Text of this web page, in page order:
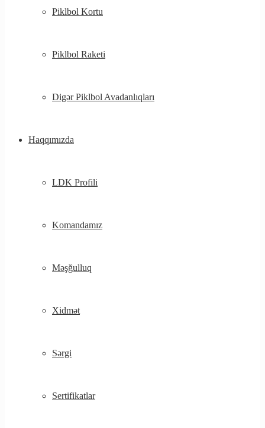
Piklbol Kortu
Piklbol Raketi
Digər Piklbol Avadanlıqları
Haqqımızda
LDK Profili
Komandamız
Məşğulluq
Xidmət
Sərgi
Sertifikatlar